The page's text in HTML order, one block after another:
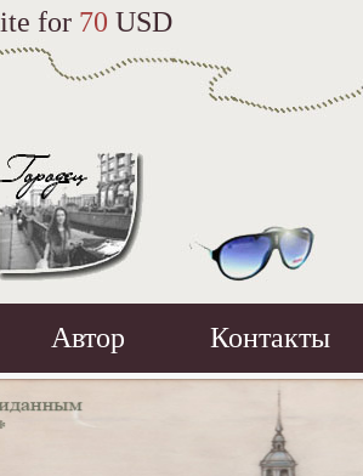
ite for 70 USD
Автор Контакты